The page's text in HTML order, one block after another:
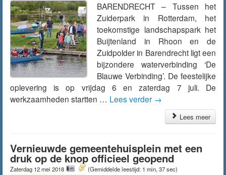
BARENDRECHT – Tussen het
Zuiderpark in Rotterdam, het
toekomstige landschapspark het
Buijtenland in Rhoon en de
Zuidpolder in Barendrecht ligt een
bijzondere waterverbinding ‘De
Blauwe Verbinding’. De feestelijke
oplevering is op vrijdag 6 en zaterdag 7 juli. De
werkzaamheden startten … Lees verder →
Lees meer
Vernieuwde gemeentehuisplein met een
druk op de knop officieel geopend
Zaterdag 12 mei 2018 (Gemiddelde leestijd: 1 min, 37 sec)